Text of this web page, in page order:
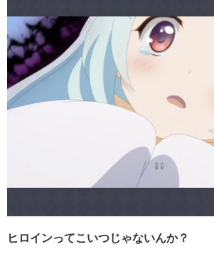
ヒロインってこいつじゃないんか？